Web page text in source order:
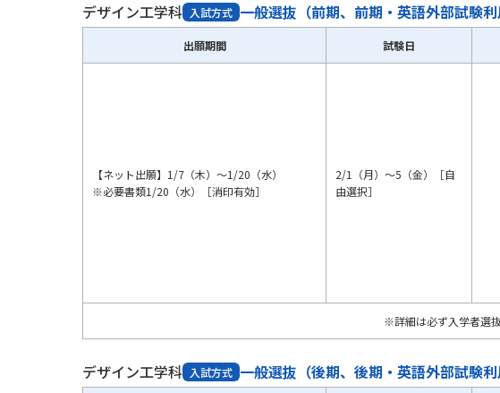
デザイン工学科 入試方式 一般選抜（前期、前期・英語外部試験利
出願期間 試験日
【ネット出願】1/7（木）～1/20（水）
※必要書類1/20（水）［消印有効］
2/1（月）～5（金）［自
由選択］
※詳細は必ず入学者選
デザイン工学科 入試方式 一般選抜（後期、後期・英語外部試験利